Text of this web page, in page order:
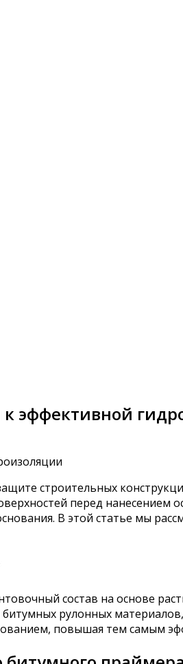
эффективной
строительных
перед нанесением
В этой статье мы
состав на основе
рулонных
повышая тем самым